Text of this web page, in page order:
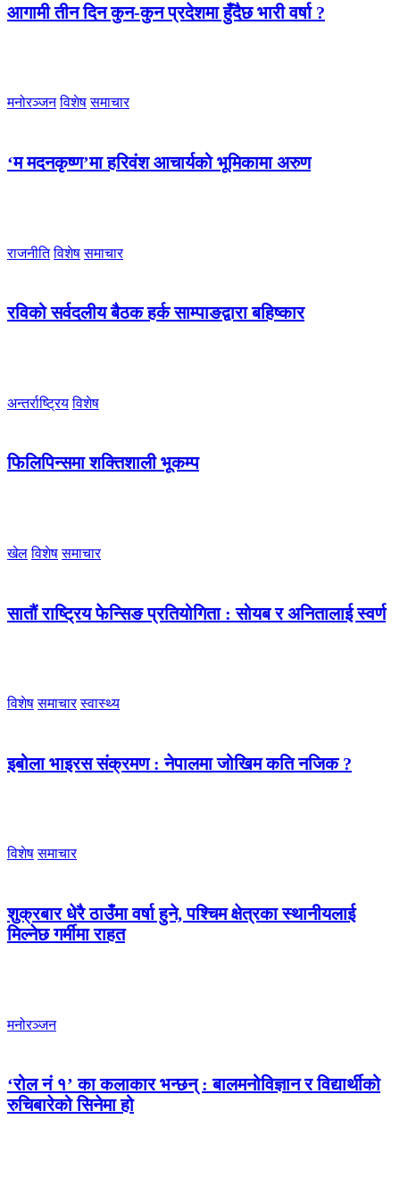
आगामी तीन दिन कुन-कुन प्रदेशमा हुँदैछ भारी वर्षा ?
मनोरञ्जन विशेष समाचार
‘म मदनकृष्ण’मा हरिवंश आचार्यको भूमिकामा अरुण
राजनीति विशेष समाचार
रविको सर्वदलीय बैठक हर्क साम्पाङद्वारा बहिष्कार
अन्तर्राष्ट्रिय विशेष
फिलिपिन्समा शक्तिशाली भूकम्प
खेल विशेष समाचार
सातौं राष्ट्रिय फेन्सिङ प्रतियोगिता : सोयब र अनितालाई स्वर्ण
विशेष समाचार स्वास्थ्य
इबोला भाइरस संक्रमण : नेपालमा जोखिम कति नजिक ?
विशेष समाचार
शुक्रबार धेरै ठाउँमा वर्षा हुने, पश्चिम क्षेत्रका स्थानीयलाई
मिल्नेछ गर्मीमा राहत
मनोरञ्जन
‘रोल नं १’ का कलाकार भन्छन् : बालमनोविज्ञान र विद्यार्थीको
रुचिबारेको सिनेमा हो